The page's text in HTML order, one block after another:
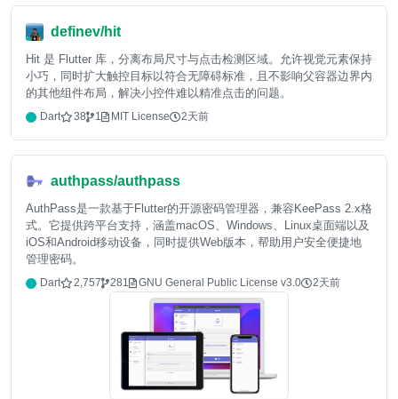
definev/hit
Hit 是 Flutter 库，分离布局尺寸与点击检测区域。允许视觉元素保持
小巧，同时扩大触控目标以符合无障碍标准，且不影响父容器边界内
的其他组件布局，解决小控件难以精准点击的问题。
Dart 38 1 MIT License 2天前
authpass/authpass
AuthPass是一款基于Flutter的开源密码管理器，兼容KeePass 2.x格
式。它提供跨平台支持，涵盖macOS、Windows、Linux桌面端以及
iOS和Android移动设备，同时提供Web版本，帮助用户安全便捷地
管理密码。
Dart 2,757 281 GNU General Public License v3.0 2天前